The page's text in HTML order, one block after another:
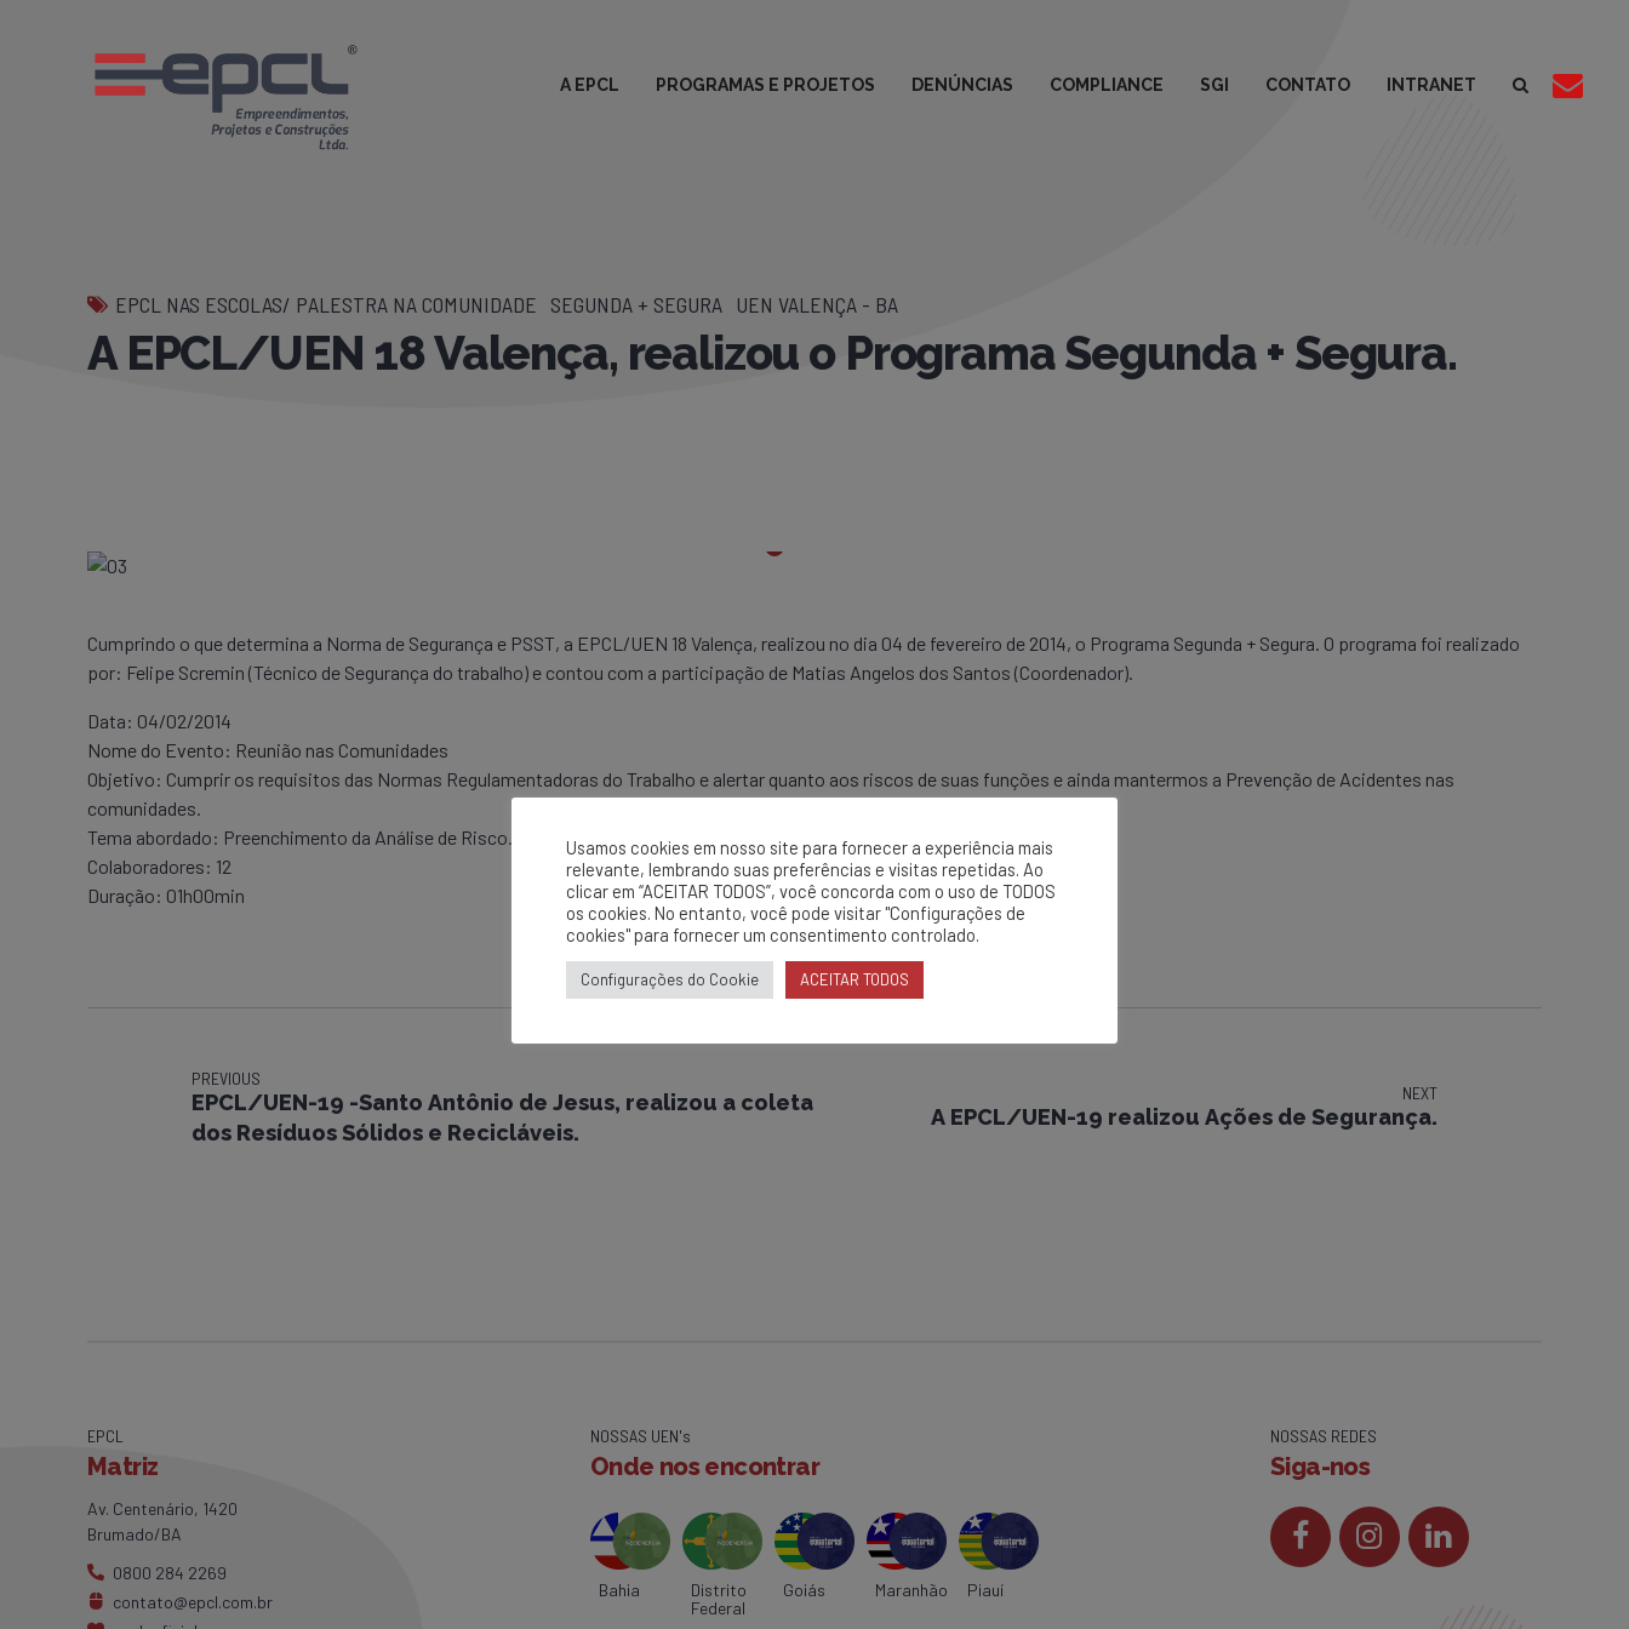
A EPCL PROGRAMAS E PROJETOS DENÚNCIAS COMPLIANCE SGI CONTATO INTRANET
EPCL NAS ESCOLAS/ PALESTRA NA COMUNIDADE SEGUNDA + SEGURA UEN VALENÇA - BA
A EPCL/UEN 18 Valença, realizou o Programa Segunda + Segura.
Cumprindo o que determina a Norma de Segurança e PSST, a EPCL/UEN 18 Valença, realizou no dia 04 de fevereiro de 2014, o Programa Segunda + Segura. O programa foi realizado
por: Felipe Scremin (Técnico de Segurança do trabalho) e contou com a participação de Matias Angelos dos Santos (Coordenador).
Data: 04/02/2014
Nome do Evento: Reunião nas Comunidades
Objetivo: Cumprir os requisitos das Normas Regulamentadoras do Trabalho e alertar quanto aos riscos de suas funções e ainda mantermos a Prevenção de Acidentes nas
comunidades.
Tema abordado: Preenchimento da Análise de Risco. Utilização da bolsa balde para içamento de materiais.
Colaboradores: 12
Duração: 01h00min
PREVIOUS
EPCL/UEN-19 -Santo Antônio de Jesus, realizou a coleta
dos Resíduos Sólidos e Recicláveis.
NEXT
A EPCL/UEN-19 realizou Ações de Segurança.
EPCL
Matriz
Av. Centenário, 1420
Brumado/BA
0800 284 2269
contato@epcl.com.br
NOSSAS UEN's
Onde nos encontrar
Bahia
Distrito
Federal
Goiás Maranhão Piauí
NOSSAS REDES
Siga-nos
Usamos cookies em nosso site para fornecer a experiência mais
relevante, lembrando suas preferências e visitas repetidas. Ao
clicar em “ACEITAR TODOS”, você concorda com o uso de TODOS
os cookies. No entanto, você pode visitar "Configurações de
cookies" para fornecer um consentimento controlado.
Configurações do Cookie ACEITAR TODOS